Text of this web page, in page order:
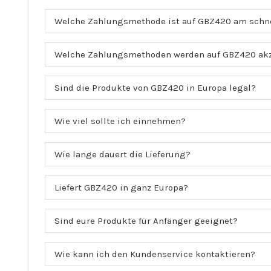
Welche Zahlungsmethode ist auf GBZ420 am
Welche Zahlungsmethoden werden auf GBZ420
Sind die Produkte von GBZ420 in Europa legal?
Wie viel sollte ich einnehmen?
Wie lange dauert die Lieferung?
Liefert GBZ420 in ganz Europa?
Sind eure Produkte für Anfänger geeignet?
Wie kann ich den Kundenservice kontaktieren?